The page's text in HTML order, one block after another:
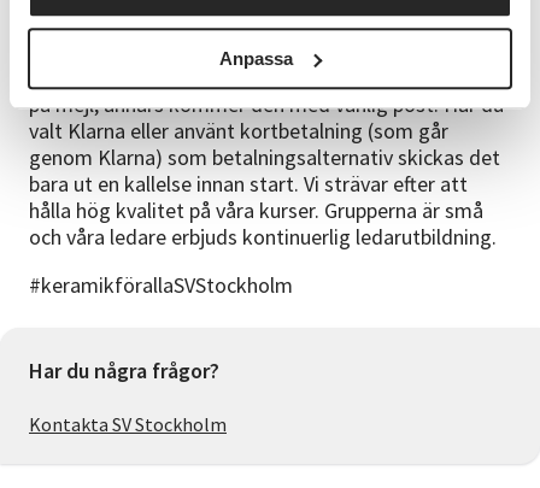
Anpassa
Bra att veta
Vi skickar dig en kallelse/faktura före kursstart. Har
du uppgett en mejladress skickas kallelsen/fakturan
på mejl, annars kommer den med vanlig post. Har du
valt Klarna eller använt kortbetalning (som går
genom Klarna) som betalningsalternativ skickas det
bara ut en kallelse innan start. Vi strävar efter att
hålla hög kvalitet på våra kurser. Grupperna är små
och våra ledare erbjuds kontinuerlig ledarutbildning.
#keramikförallaSVStockholm
Har du några frågor?
Kontakta SV Stockholm